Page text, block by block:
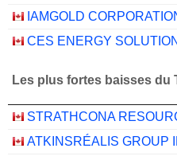
IAMGOLD
Les plus fortes baisses du
ATKINSRÉALIS GROUP